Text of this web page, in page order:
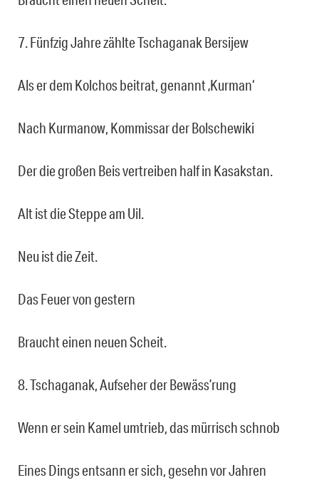
7. Fünfzig Jahre zählte Tschaganak Bersijew
Als er dem Kolchos beitrat, genannt ‚Kurman‘
Nach Kurmanow, Kommissar der Bolschewiki
Der die großen Beis vertreiben half in Kasakstan.
Alt ist die Steppe am Uil.
Neu ist die Zeit.
Das Feuer von gestern
Braucht einen neuen Scheit.
8. Tschaganak, Aufseher der Bewäss’rung
Wenn er sein Kamel umtrieb, das mürrisch schnob
Eines Dings entsann er sich, gesehn vor Jahren